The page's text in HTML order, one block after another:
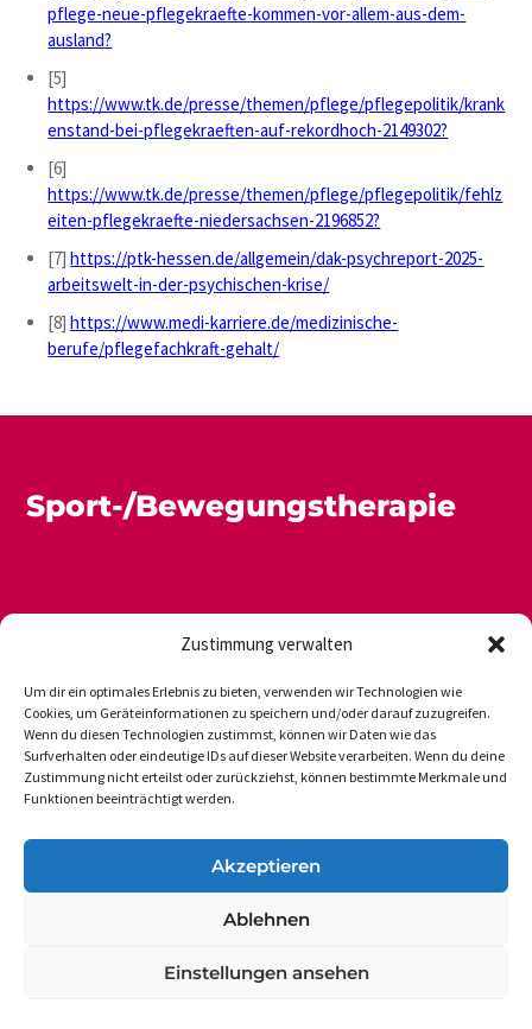
Zustimmung verwalten
Um dir ein optimales Erlebnis zu bieten, verwenden wir Technologien wie
Cookies, um Geräteinformationen zu speichern und/oder darauf zuzugreifen.
Wenn du diesen Technologien zustimmst, können wir Daten wie das
Surfverhalten oder eindeutige IDs auf dieser Website verarbeiten. Wenn du deine
Zustimmung nicht erteilst oder zurückziehst, können bestimmte Merkmale und
Funktionen beeinträchtigt werden.
Akzeptieren
Ablehnen
Einstellungen ansehen
pflege-neue-pflegekraefte-kommen-vor-allem-aus-dem-
ausland?
[5]
https://www.tk.de/presse/themen/pflege/pflegepolitik/krank
enstand-bei-pflegekraeften-auf-rekordhoch-2149302?
[6]
https://www.tk.de/presse/themen/pflege/pflegepolitik/fehlz
eiten-pflegekraefte-niedersachsen-2196852?
[7]https://ptk-hessen.de/allgemein/dak-psychreport-2025-
arbeitswelt-in-der-psychischen-krise/
[8]https://www.medi-karriere.de/medizinische-
berufe/pflegefachkraft-gehalt/
Sport-/Bewegungstherapie
DVGS E.V.-GESCHÄFTSSTELLE
Newsletter Datenschutz Impressum